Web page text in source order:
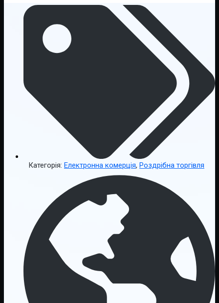
Категорія: Електронна комерція, Роздрібна торгівля